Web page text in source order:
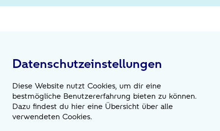
Datenschutzeinstellungen
Diese Website nutzt Cookies, um dir eine
bestmögliche Benutzererfahrung bieten zu können.
Dazu findest du hier eine Übersicht über alle
verwendeten Cookies.